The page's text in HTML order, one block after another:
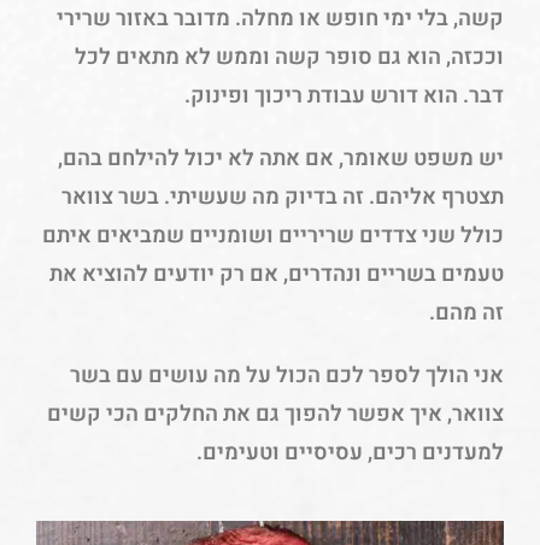
קשה, בלי ימי חופש או מחלה. מדובר באזור שרירי
וככזה, הוא גם סופר קשה וממש לא מתאים לכל
דבר. הוא דורש עבודת ריכוך ופינוק.
יש משפט שאומר, אם אתה לא יכול להילחם בהם,
תצטרף אליהם. זה בדיוק מה שעשיתי. בשר צוואר
כולל שני צדדים שריריים ושומניים שמביאים איתם
טעמים בשריים ונהדרים, אם רק יודעים להוציא את
זה מהם.
אני הולך לספר לכם הכול על מה עושים עם בשר
צוואר, איך אפשר להפוך גם את החלקים הכי קשים
למעדנים רכים, עסיסיים וטעימים.